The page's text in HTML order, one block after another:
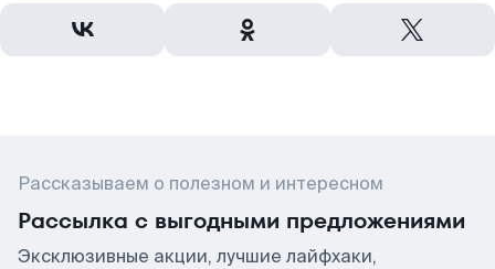
Рассказываем о полезном и интересном
Рассылка с выгодными предложениями
Эксклюзивные акции, лучшие лайфхаки,